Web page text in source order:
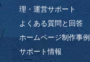
理・運営サポート
よくある質問と回答
ホームページ制作事例
サポート情報